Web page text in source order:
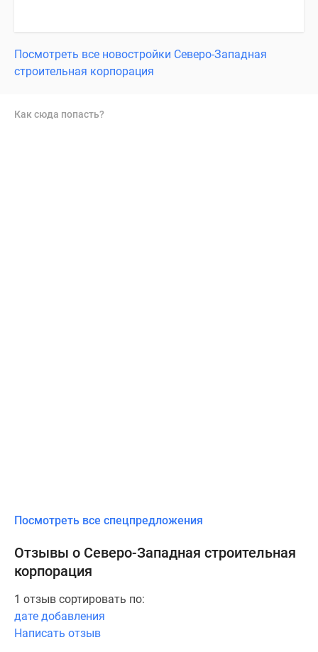
Посмотреть все новостройки Северо-Западная
строительная корпорация
Как сюда попасть?
Посмотреть все спецпредложения
Отзывы о Северо-Западная строительная
корпорация
1 отзыв сортировать по:
дате добавления
Написать отзыв